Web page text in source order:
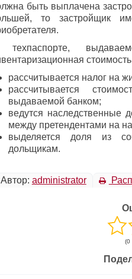
быть выплачена
то застройщик
техпаспорте,
рассчитывается налог на
рассчитывается
выдаваемой банком;
ведутся наследственные
между претендентами на
выделяется доля из
дольщикам.
Автор: administrator
(0